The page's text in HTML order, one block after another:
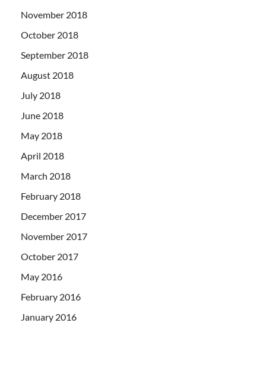
November 2018
October 2018
September 2018
August 2018
July 2018
June 2018
May 2018
April 2018
March 2018
February 2018
December 2017
November 2017
October 2017
May 2016
February 2016
January 2016